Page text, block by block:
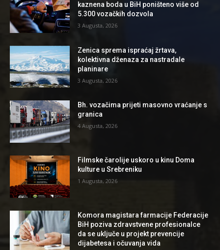
kaznena boda u BiH poništeno više od
5.300 vozačkih dozvola
3 Augusta, 2026
Zenica sprema ispraćaj žrtava,
kolektivna dženaza za nastradale
planinare
3 Augusta, 2026
Bh. vozačima prijeti masovno vraćanje s
granica
4 Augusta, 2026
Filmske čarolije uskoro u kinu Doma
kulture u Srebreniku
1 Augusta, 2026
Komora magistara farmacije Federacije
BiH poziva zdravstvene profesionalce
da se uključe u projekt prevencije
dijabetesa i očuvanja vida